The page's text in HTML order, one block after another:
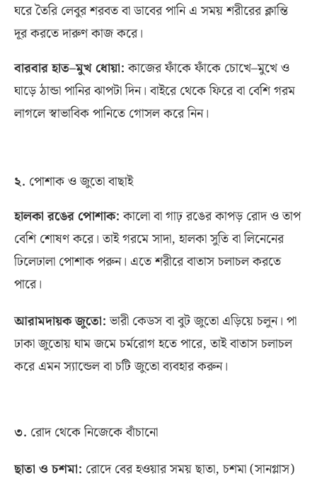
ঘরে তৈরি লেবুর শরবত বা ডাবের পানি এ সময় শরীরের ক্লান্তি
দূর করতে দারুণ কাজ করে।
বারবার হাত–মুখ ধোয়া:কাজের ফাঁকে ফাঁকে চোখে–মুখে ও
ঘাড়ে ঠান্ডা পানির ঝাপটা দিন। বাইরে থেকে ফিরে বা বেশি গরম
লাগলে স্বাভাবিক পানিতে গোসল করে নিন।
২. পোশাক ও জুতো বাছাই
হালকা রঙের পোশাক: কালো বা গাঢ় রঙের কাপড় রোদ ও তাপ
বেশি শোষণ করে। তাই গরমে সাদা,হালকা সুতি বা লিনেনের
ঢিলেঢালা পোশাক পরুন। এতে শরীরে বাতাস চলাচল করতে
পারে।
আরামদায়ক জুতো:ভারী কেডস বা বুট জুতো এড়িয়ে চলুন। পা
ঢাকা জুতোয় ঘাম জমে চর্মরোগ হতে পারে,তাই বাতাস চলাচল
করে এমন স্যান্ডেল বা চটি জুতো ব্যবহার করুন।
৩. রোদ থেকে নিজেকে বাঁচানো
ছাতা ও চশমা: রোদে বের হওয়ার সময় ছাতা, চশমা(সানগ্লাস)